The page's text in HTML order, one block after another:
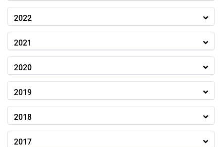
2022
2021
2020
2019
2018
2017